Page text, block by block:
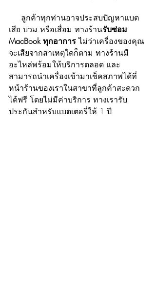
เสีย บวม หรือเสื่อม ทางร้านรับซ่อม
MacBook ทุกอาการ ไม่ว่าเครื่องของคุณ
จะเสียจากสาเหตุใดก็ตาม ทางร้านมี
อะไหล่พร้อมให้บริการตลอด และ
สามารถนำเครื่องเข้ามาเช็คสภาพได้ที่
หน้าร้านของเราในสาขาที่ลูกค้าสะดวก
ได้ฟรี โดยไม่มีค่าบริการ ทางเรารับ
ประกันสำหรับแบตเตอรี่ให้ 1 ปี